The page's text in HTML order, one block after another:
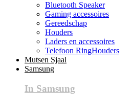
Bluetooth Speaker
Gaming accessoires
Gereedschap
Houders
Laders en accessoires
Telefoon RingHouders
Mutsen Sjaal
Samsung
In Samsung